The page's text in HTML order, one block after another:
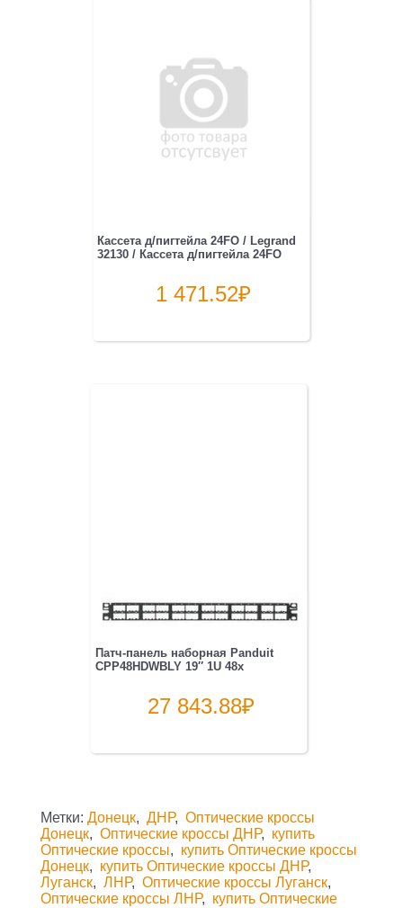
Кассета д/пигтейла 24FO / Legrand
32130 / Кассета д/пигтейла 24FO
1 471.52₽
Патч-панель наборная Panduit
CPP48HDWBLY 19″ 1U 48x
27 843.88₽
Метки: Донецк, ДНР, Оптические кроссы
Донецк, Оптические кроссы ДНР, купить
Оптические кроссы, купить Оптические кроссы
Донецк, купить Оптические кроссы ДНР,
Луганск, ЛНР, Оптические кроссы Луганск,
Оптические кроссы ЛНР, купить Оптические